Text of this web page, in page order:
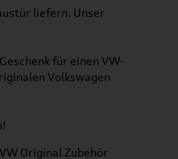
liefern. Unser
für einen VW-
Volkswagen
Original Zubehör